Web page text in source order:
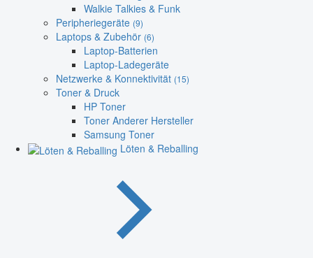
Walkie Talkies & Funk
Peripheriegeräte (9)
Laptops & Zubehör (6)
Laptop-Batterien
Laptop-Ladegeräte
Netzwerke & Konnektivität (15)
Toner & Druck
HP Toner
Toner Anderer Hersteller
Samsung Toner
Löten & Reballing